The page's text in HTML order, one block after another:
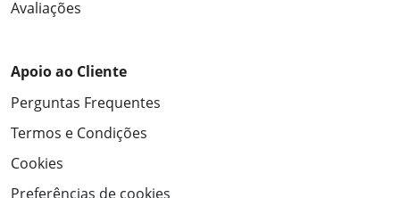
Avaliações
Apoio ao Cliente
Perguntas Frequentes
Termos e Condições
Cookies
Preferências de cookies